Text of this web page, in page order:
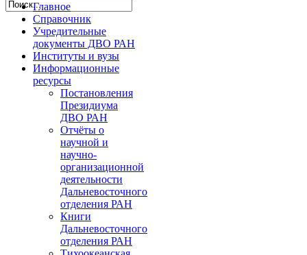
Главное
Справочник
Учредительные
документы ДВО РАН
Институты и вузы
Информационные
ресурсы
Постановления
Президиума
ДВО РАН
Отчёты о
научной и
научно-
организационной
деятельности
Дальневосточного
отделения РАН
Книги
Дальневосточного
отделения РАН